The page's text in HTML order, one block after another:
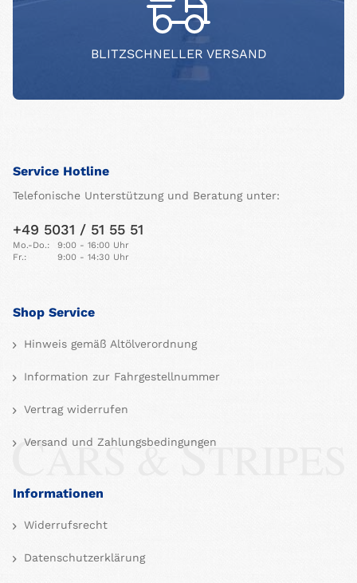
BLITZSCHNELLER VERSAND
Service Hotline
Telefonische Unterstützung und Beratung unter:
+49 5031 / 51 55 51
Mo.-Do.:
9:00 - 16:00 Uhr
Fr.:
9:00 - 14:30 Uhr
Shop Service
Hinweis gemäß Altölverordnung
Information zur Fahrgestellnummer
Vertrag widerrufen
Versand und Zahlungsbedingungen
Informationen
Widerrufsrecht
Datenschutzerklärung